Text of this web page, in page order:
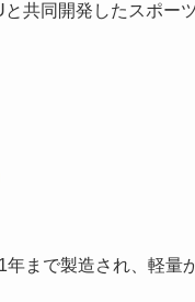
共同開発したスポー
まで製造され、軽量